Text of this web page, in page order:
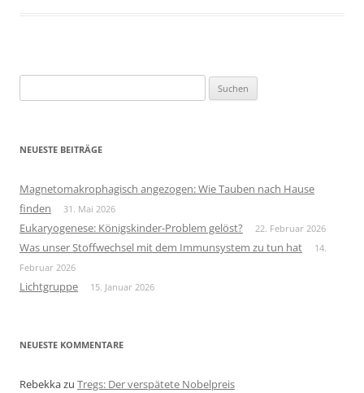
nach:
NEUESTE BEITRÄGE
Magnetomakrophagisch angezogen: Wie Tauben nach Hause
finden
31. Mai 2026
Eukaryogenese: Königskinder-Problem gelöst? 22. Februar 2026
Was unser Stoffwechsel mit dem Immunsystem zu tun hat
14.
Februar 2026
Lichtgruppe 15. Januar 2026
NEUESTE KOMMENTARE
Rebekkazu Tregs: Der verspätete Nobelpreis